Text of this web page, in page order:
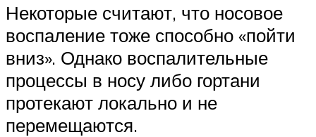
Некоторые считают, что носовое
воспаление тоже способно «пойти
вниз». Однако воспалительные
процессы в носу либо гортани
протекают локально и не
перемещаются.